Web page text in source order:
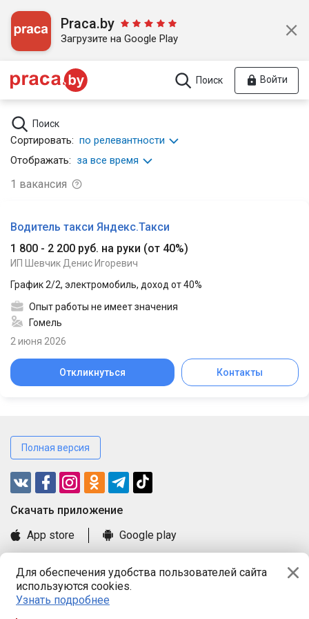
Для обеспечения удобства пользователей сайта
используются cookies.
Узнать подробнее
Praca.by
Загрузите на Google Play
Поиск Войти
Поиск
Сортировать: по релевантности
Отображать: за все время
1 вакансия
Водитель такси Яндекс.Такси
1 800 - 2 200 руб. на руки (от 40%)
ИП Шевчик Денис Игоревич
График 2/2, электромобиль, доход от 40%
Опыт работы не имеет значения
Гомель
2 июня 2026
Откликнуться Контакты
Полная версия
Cкачать приложение
App store
Google play
Книга замечаний и предложений
Правила и документы